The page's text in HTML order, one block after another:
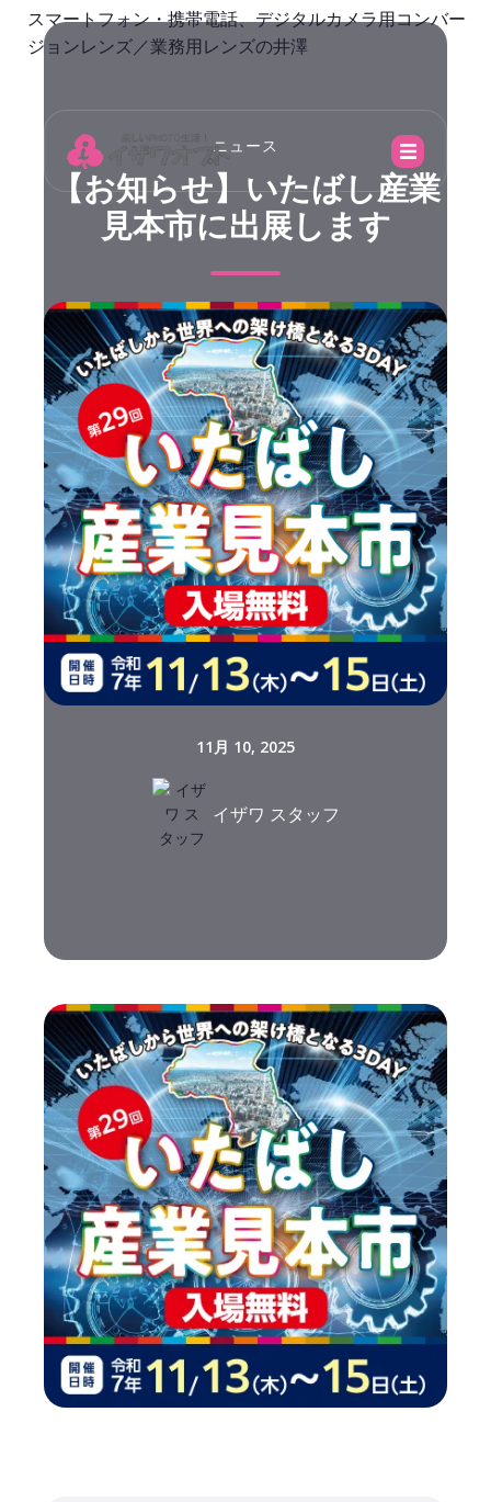
スマートフォン・携帯電話、デジタルカメラ用コンバー
ジョンレンズ／業務用レンズの井澤
ニュース
【お知らせ】いたばし産業
見本市に出展します
11月 10, 2025
イザワ スタッフ